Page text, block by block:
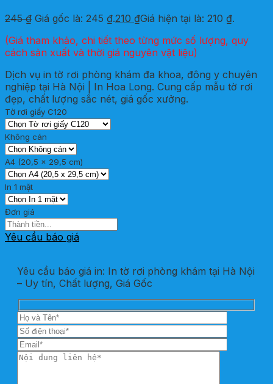
245₫ Giá gốc là: 245 ₫.210 ₫Giá hiện tại là: 210 ₫.
(Giá tham khảo, chi tiết theo từng mức số lượng, quy
cách sản xuất và thời giá nguyên vật liệu)
Dịch vụ in tờ rơi phòng khám đa khoa, đông y chuyên
nghiệp tại Hà Nội | In Hoa Long. Cung cấp mẫu tờ rơi
đẹp, chất lượng sắc nét, giá gốc xưởng.
Tờ rơi giấy C120
Không cán
A4 (20,5 x 29,5 cm)
In 1 mặt
Đơn giá
Yêu cầu báo giá
Yêu cầu báo giá in: In tờ rơi phòng khám tại Hà Nội
– Uy tín, Chất lượng, Giá Gốc